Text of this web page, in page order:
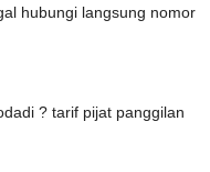
hubungi langsung nomor
? tarif pijat panggilan